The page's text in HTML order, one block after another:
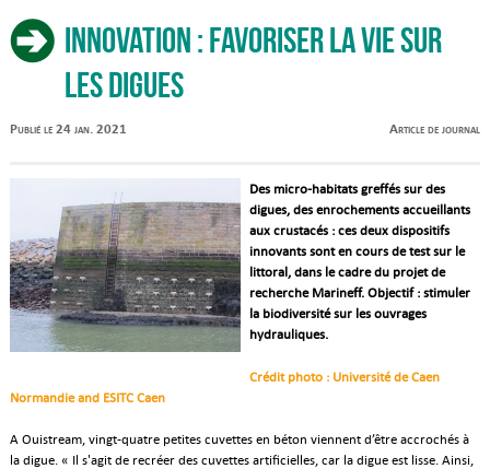
Innovation : favoriser la vie sur
les digues
Publié le 24 jan. 2021 Article de journal
Des micro-habitats greffés sur des
digues, des enrochements accueillants
aux crustacés : ces deux dispositifs
innovants sont en cours de test sur le
littoral, dans le cadre du projet de
recherche Marineff. Objectif : stimuler
la biodiversité sur les ouvrages
hydrauliques.
Crédit photo : Université de Caen
Normandie and ESITC Caen
A Ouistream, vingt-quatre petites cuvettes en béton viennent d’être accrochés à
la digue. « Il s'agit de recréer des cuvettes artificielles, car la digue est lisse. Ainsi,